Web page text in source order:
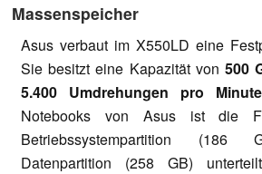
Massenspeicher
Asus verbaut im X550LD eine
Sie besitzt eine Kapazität von500
5.400 Umdrehungen pro Minute
Notebooks von Asus ist die
Betriebssystempartition
Datenpartition (258 GB)